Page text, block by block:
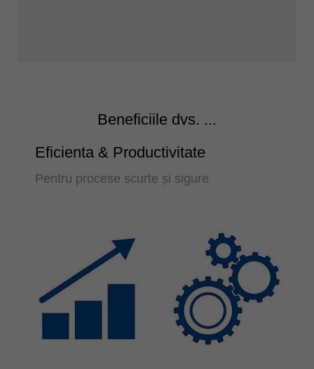
Beneficiile dvs. ...
Eficienta & Productivitate
Pentru procese scurte și sigure